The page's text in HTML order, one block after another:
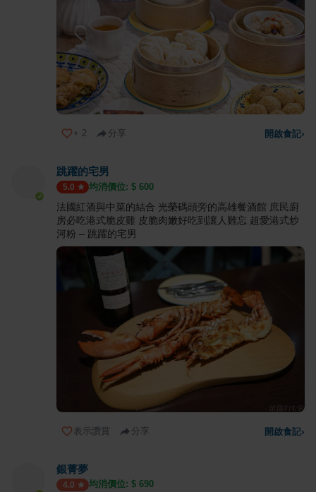
+ 2 分享 開啟食記›
跳躍的宅男
5.0 均消價位: $ 600
法國紅酒與中菜的結合 光榮碼頭旁的高雄餐酒館 庶民廚
房必吃港式脆皮雞 皮脆肉嫩好吃到讓人難忘 超愛港式炒
河粉 – 跳躍的宅男
表示讚賞 分享 開啟食記›
銀菁夢
4.0 均消價位: $ 690